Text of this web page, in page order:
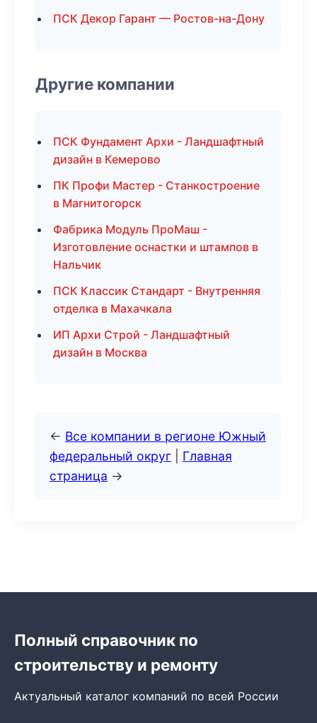
ПСК Декор Гарант — Ростов-на-Дону
Другие компании
ПСК Фундамент Архи - Ландшафтный
дизайн в Кемерово
ПК Профи Мастер - Станкостроение
в Магнитогорск
Фабрика Модуль ПроМаш -
Изготовление оснастки и штампов в
Нальчик
ПСК Классик Стандарт - Внутренняя
отделка в Махачкала
ИП Архи Строй - Ландшафтный
дизайн в Москва
← Все компании в регионе Южный
федеральный округ
Главная
страница →
Полный справочник по
строительству и ремонту
Актуальный каталог компаний по всей России